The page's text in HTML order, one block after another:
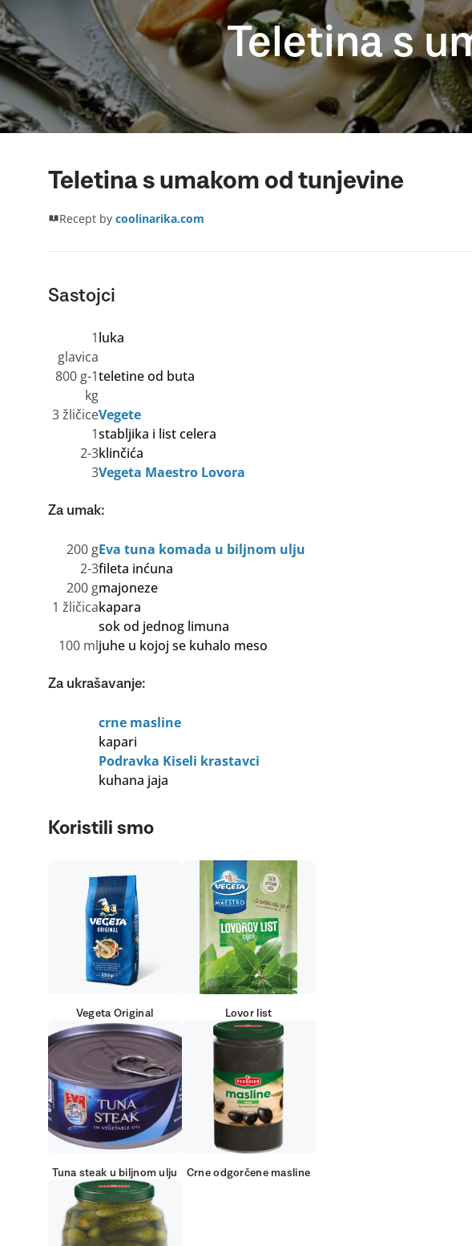
Teletina s
Teletina s umakom od tunjevine
Recept by coolinarika.com
Sastojci
1
glavica
luka
800 g-1
kg
teletine od buta
3 žličiceVegete
1stabljika i list celera
2-3klinčića
3Vegeta Maestro Lovora
Za umak:
200 gEva tuna komada u biljnom ulju
2-3fileta inćuna
200 gmajoneze
1 žličicakapara
sok od jednog limuna
100 mljuhe u kojoj se kuhalo meso
Za ukrašavanje:
crne masline
kapari
Podravka Kiseli krastavci
kuhana jaja
Koristili smo
Vegeta Original Lovor list
Tuna steak u biljnom ulju Crne odgorčene masline